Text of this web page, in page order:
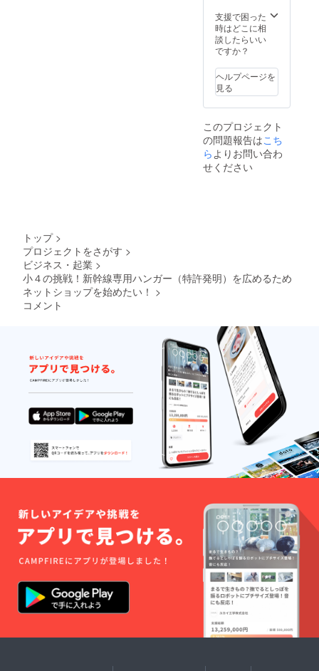
「〇〇
がした
い！」
や
になり
た
い！」
などの
記入く
ださ
い。お
守りの
中に
ますよ
う
短冊を
入れて
お送り
しま
す。
支援で困った
時はどこに相
談したらいい
ですか？
ヘルプページを
見る
このプロジェクト
の問題報告はこち
ら よりお問い合わ
せください
トップ >
プロジェクトをさがす >
ビジネス・起業 >
小４の挑戦！新幹線専用ハンガー（特許発明）を広めるため
ネットショップを始めたい！ >
コメント